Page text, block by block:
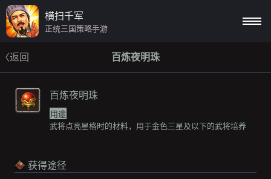
横扫千军
正统三国策略手游
〈返回 百炼夜明珠
百炼夜明珠
用途
武将点亮星格时的材料，用于金色三星及以下的武将培养
获得途径